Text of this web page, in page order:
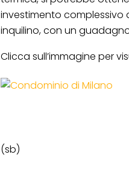
investimento complessivo
inquilino, con un
Clicca sull’immagine per
(sb)